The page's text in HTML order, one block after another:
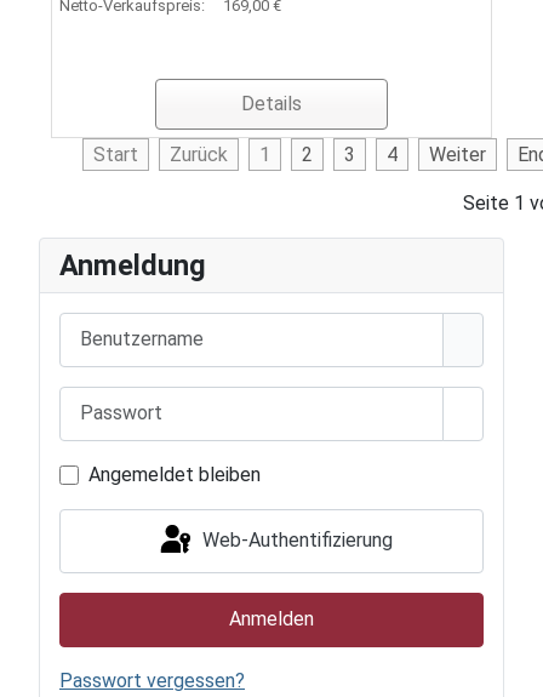
Netto-Verkaufspreis: 169,00 €
Details
Start Zurück 1 2 3 4 Weiter
Seite 1
Anmeldung
Passwort
Angemeldet bleiben
Web-Authentifizierung
Anmelden
Passwort vergessen?